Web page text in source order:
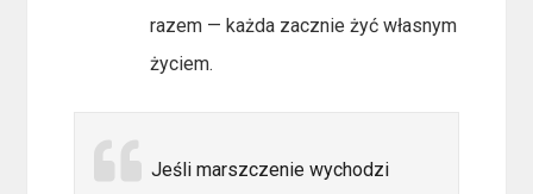
razem — każda zacznie żyć własnym
życiem.
Jeśli marszczenie wychodzi